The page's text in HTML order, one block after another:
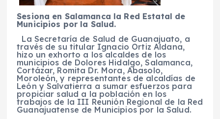
Sesiona en Salamanca la Red Estatal de
Municipios por la Salud.
La Secretaría de Salud de Guanajuato, a
través de su titular Ignacio Ortiz Aldana,
hizo un exhorto a los alcaldes de los
municipios de Dolores Hidalgo, Salamanca,
Cortázar, Romita Dr. Mora, Abasolo,
Moroleón, y representantes de alcaldías de
León y Salvatierra a sumar esfuerzos para
propiciar salud a la población en los
trabajos de la III Reunión Regional de la Red
Guanajuatense de Municipios por la Salud.